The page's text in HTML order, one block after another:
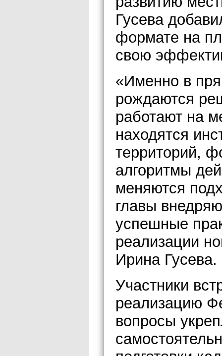
Гусева
формате на
свою
«Именно в
рождаются
работают на
находятся
территорий,
алгоритмы
меняются
главы
успешные
реализации
Ирина Гусева.
Участники
реализацию
вопросы